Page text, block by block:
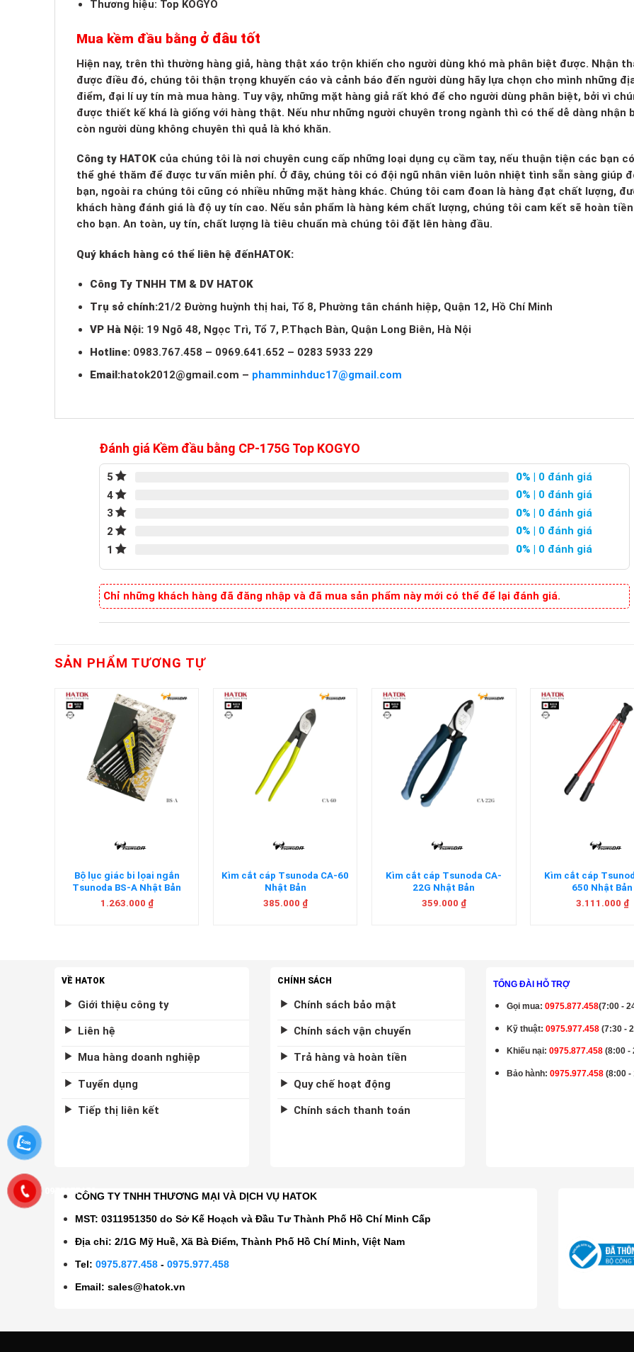
Thương hiệu: Top KOGYO
Mua kềm đầu bằng ở đâu tốt
Hiện nay, trên thì thường hàng giả, hàng thật xáo trộn khiến cho người dùng khó mà phân biệt được. Nhận
được điều đó, chúng tôi thận trọng khuyến cáo và cảnh báo đến người dùng hãy lựa chọn cho mình những
điểm, đại lí uy tín mà mua hàng. Tuy vậy, những mặt hàng giả rất khó để cho người dùng phân biệt, bởi vì
được thiết kế khá là giống với hàng thật. Nếu như những người chuyên trong ngành thì có thể dễ dàng nhận
còn người dùng không chuyên thì quả là khó khăn.
Công ty HATOK của chúng tôi là nơi chuyên cung cấp những loại dụng cụ cầm tay, nếu thuận tiện các bạn có
thể ghé thăm để được tư vấn miễn phí. Ở đây, chúng tôi có đội ngũ nhân viên luôn nhiệt tình sẵn sàng giúp
bạn, ngoài ra chúng tôi cũng có nhiều những mặt hàng khác. Chúng tôi cam đoan là hàng đạt chất lượng,
khách hàng đánh giá là độ uy tín cao. Nếu sản phẩm là hàng kém chất lượng, chúng tôi cam kết sẽ hoàn
cho bạn. An toàn, uy tín, chất lượng là tiêu chuẩn mà chúng tôi đặt lên hàng đầu.
Quý khách hàng có thể liên hệ đếnHATOK:
Công Ty TNHH TM & DV HATOK
Trụ sở chính:21/2 Đường huỳnh thị hai, Tổ 8, Phường tân chánh hiệp, Quận 12, Hồ Chí Minh
VP Hà Nội: 19 Ngõ 48, Ngọc Trì, Tổ 7, P.Thạch Bàn, Quận Long Biên, Hà Nội
Hotline: 0983.767.458 – 0969.641.652 – 0283 5933 229
Email:hatok2012@gmail.com – phamminhduc17@gmail.com
Đánh giá Kềm đầu bằng CP-175G Top KOGYO
5 0% | 0 đánh giá
4
0% | 0 đánh giá
3
0% | 0 đánh giá
2
0% | 0 đánh giá
1
0% | 0 đánh giá
Chỉ những khách hàng đã đăng nhập và đã mua sản phẩm này mới có thể để lại đánh giá.
SẢN PHẨM TƯƠNG TỰ
Bộ lục giác bi lọai ngắn
Tsunoda BS-A Nhật Bản
1.263.000 ₫
Kìm cắt cáp Tsunoda CA-60
Nhật Bản
385.000 ₫
Kìm cắt cáp Tsunoda CA-
22G Nhật Bản
359.000 ₫
Kìm cắt cáp
650 Nhật Bản
3.111.000 ₫
VỀ HATOK
Giới thiệu công ty
Liên hệ
Mua hàng doanh nghiệp
Tuyển dụng
Tiếp thị liên kết
CHÍNH SÁCH
Chính sách bảo mật
Chính sách vận chuyển
Trả hàng và hoàn tiền
Quy chế hoạt động
Chính sách thanh toán
TỔNG ĐÀI HỖ TRỢ
Gọi mua:0975.877.458(7:00 -
Kỹ thuật:0975.977.458 (7:30 -
Khiếu nại: 0975.877.458 (8:00 -
Bảo hành:0975.977.458 (8:00 -
CÔNG TY TNHH THƯƠNG MẠI VÀ DỊCH VỤ HATOK
MST: 0311951350 do Sở Kế Hoạch và Đầu Tư Thành Phố Hồ Chí Minh Cấp
Địa chỉ: 2/1G Mỹ Huề, Xã Bà Điểm, Thành Phố Hồ Chí Minh, Việt Nam
Tel:0975.877.458 -0975.977.458
Email:sales@hatok.vn
0975877458